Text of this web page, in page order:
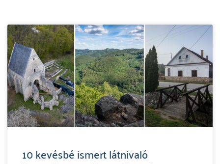
10 kevésbé ismert látnivaló